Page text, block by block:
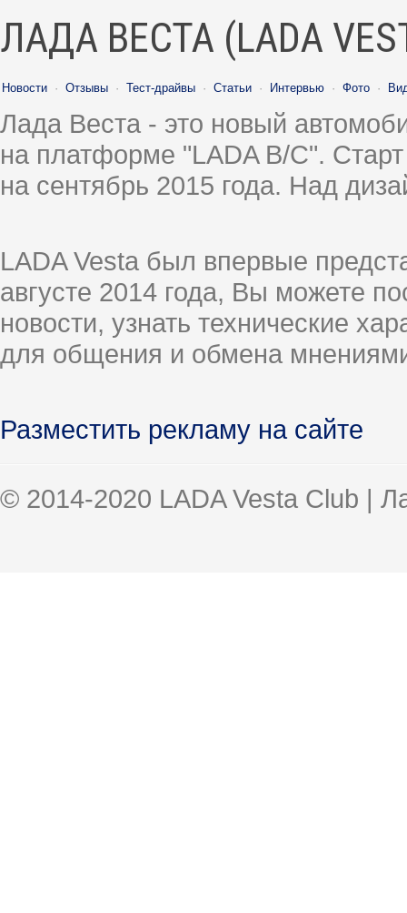
ЛАДА ВЕСТА (LADA
Новости · Отзывы · Тест-драйвы · Статьи · Интервью · Фото ·
Лада Веста - это новый
на платформе "LADA B/C".
на сентябрь 2015 года. Над
LADA Vesta был впервые
августе 2014 года, Вы можете
новости, узнать технические
для общения и обмена
Разместить рекламу на сайте
© 2014-2020 LADA Vesta Club |